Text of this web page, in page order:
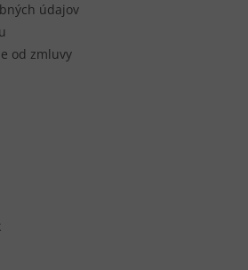
údajov
od zmluvy